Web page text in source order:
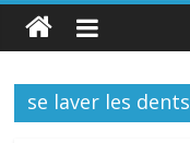
Santé
Lase laver les dents